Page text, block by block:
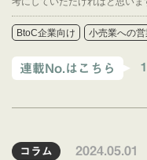
連載No.はこちら 1
BtoC企業向け 小売業への
コラム 2024.05.01